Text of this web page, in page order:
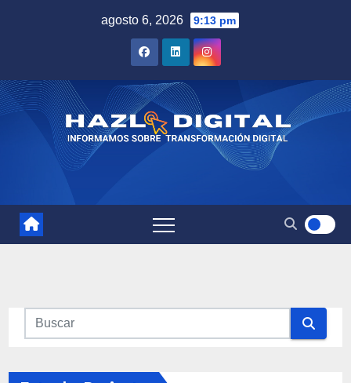
agosto 6, 2026 9:13 pm